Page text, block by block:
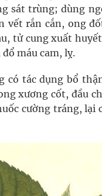
sát trùng; dùng
vết rắn cắn, ong
tử cung xuất
đổ máu cam, lỵ.
có tác dụng bổ
x­ương cốt, đầu
cư­ờng tráng, lại